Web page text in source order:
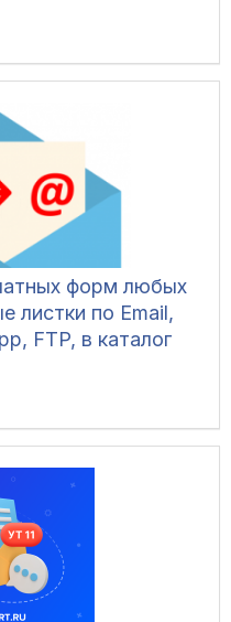
форм любых
листки по Email,
FTP, в каталог